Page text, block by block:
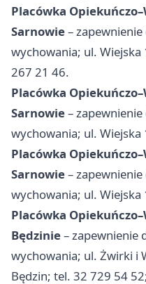
Placówka
Sarnowie–
wychowania; ul.
267 21 46.
Placówka
Sarnowie–
wychowania; ul.
Placówka
Sarnowie–
wychowania; ul. Wiejska
Placówka
Będzinie– zapewnienie
wychowania; ul. Żwirki i
Będzin; tel. 32 729 54